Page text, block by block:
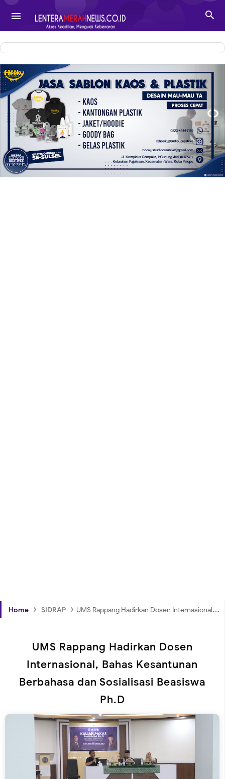
-->
 
Home › SIDRAP › UMS Rappang Hadirkan Dosen Internasional, Bahas Kesantunan Berbahasa dan Sosialisasi Beasiswa Ph.D
UMS Rappang Hadirkan Dosen
Internasional, Bahas Kesantunan
Berbahasa dan Sosialisasi Beasiswa
Ph.D